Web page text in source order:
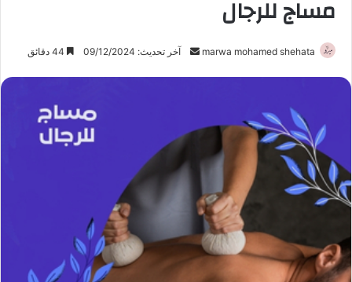
مساج للرجال
marwa mohamed shehata
ي
ك
آخر تحديث: 09/12/2024